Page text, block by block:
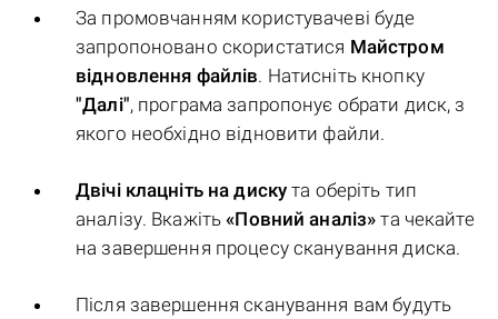
За промовчанням користувачеві буде
запропоновано скористатися Майстром
відновлення файлів. Натисніть кнопку
"Далі", програма запропонує обрати диск, з
якого необхідно відновити файли.
Двічі клацніть на диску та оберіть тип
аналізу. Вкажіть«Повний аналіз» та чекайте
на завершення процесу сканування диска.
Після завершення сканування вам будуть